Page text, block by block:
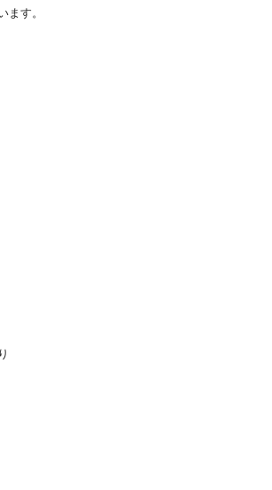
ます。